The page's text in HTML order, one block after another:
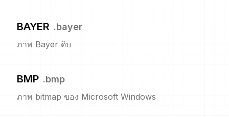
BAYER .bayer
ภาพ Bayer ดิบ
BMP .bmp
ภาพ bitmap ของ Microsoft Windows